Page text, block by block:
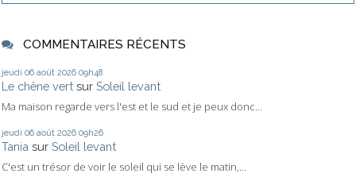
COMMENTAIRES RÉCENTS
jeudi 06 août 2026 09h48
Le chêne vert sur Soleil levant
Ma maison regarde vers l'est et le sud et je peux donc...
jeudi 06 août 2026 09h26
Tania sur Soleil levant
C'est un trésor de voir le soleil qui se lève le matin,...